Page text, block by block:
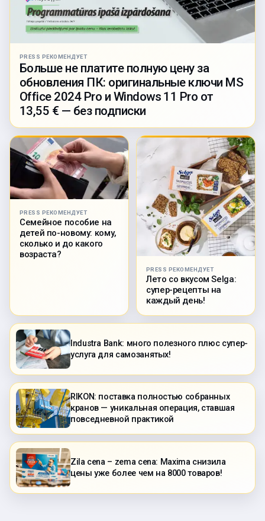
PRESS РЕКОМЕНДУЕТ
Больше не платите полную цену за
обновления ПК: оригинальные ключи MS
Office 2024 Pro и Windows 11 Pro от
13,55 € — без подписки
PRESS РЕКОМЕНДУЕТ
Семейное пособие на
детей по-новому: кому,
сколько и до какого
возраста?
PRESS РЕКОМЕНДУЕТ
Лето со вкусом Selga:
супер-рецепты на
каждый день!
Industra Bank: много полезного плюс супер-
услуга для самозанятых!
RIKON: поставка полностью собранных
кранов — уникальная операция, ставшая
повседневной практикой
Zila cena – zema cena: Maxima снизила
цены уже более чем на 8000 товаров!